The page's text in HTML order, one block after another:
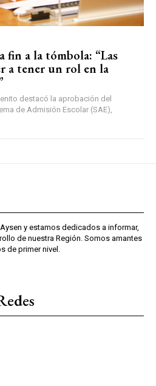
fin a la tómbola: “Las
a tener un rol en la
destacó la aprobación del
de Admisión Escolar (SAE),
y estamos dedicados a informar,
de nuestra Región. Somos amantes
de primer nivel.